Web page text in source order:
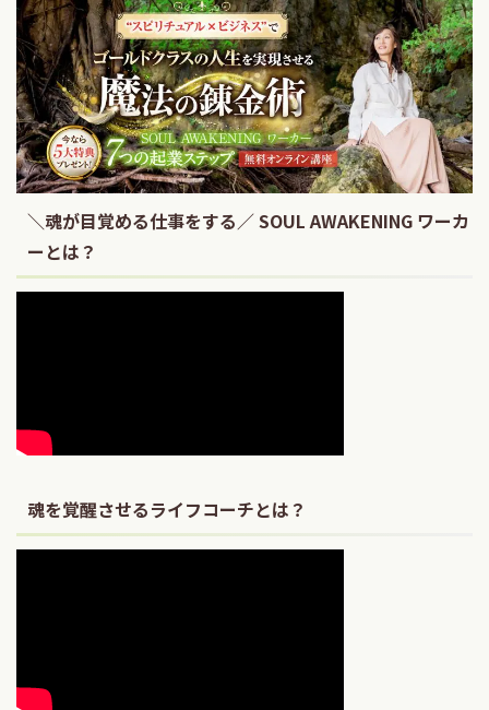
＼魂が目覚める仕事をする／ SOUL AWAKENING ワーカ
ーとは？
魂を覚醒させるライフコーチとは？